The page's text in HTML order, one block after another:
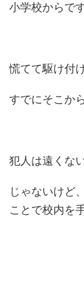
小学校からです
慌てて駆け付
すでにそこか
犯人は遠くな
じゃないけど
ことで校内を